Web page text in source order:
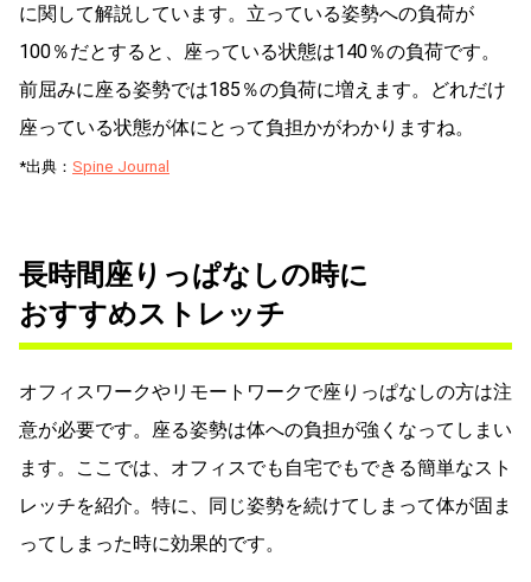
に関して解説しています。立っている姿勢への負荷が
100％だとすると、座っている状態は140％の負荷です。
前屈みに座る姿勢では185％の負荷に増えます。どれだけ
座っている状態が体にとって負担かがわかりますね。
*出典： Spine Journal
長時間座りっぱなしの時に
おすすめストレッチ
オフィスワークやリモートワークで座りっぱなしの方は注
意が必要です。座る姿勢は体への負担が強くなってしまい
ます。ここでは、オフィスでも自宅でもできる簡単なスト
レッチを紹介。特に、同じ姿勢を続けてしまって体が固ま
ってしまった時に効果的です。